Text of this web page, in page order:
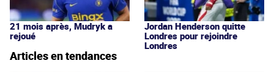
21 mois après, Mudryk a
rejoué
Jordan Henderson quitte
Londres pour rejoindre
Londres
Articles en tendances